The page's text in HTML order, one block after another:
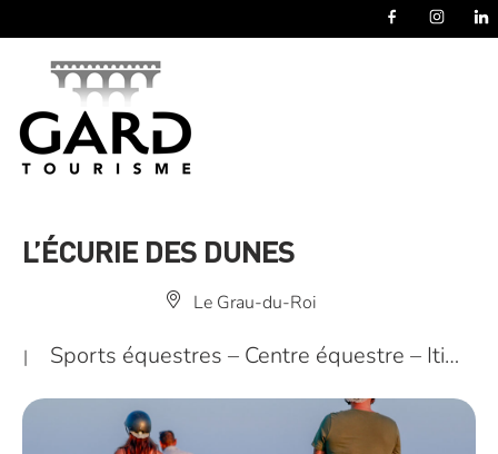
L’ÉCURIE DES DUNES
Le Grau-du-Roi
| Sports équestres – Centre équestre – Iti…